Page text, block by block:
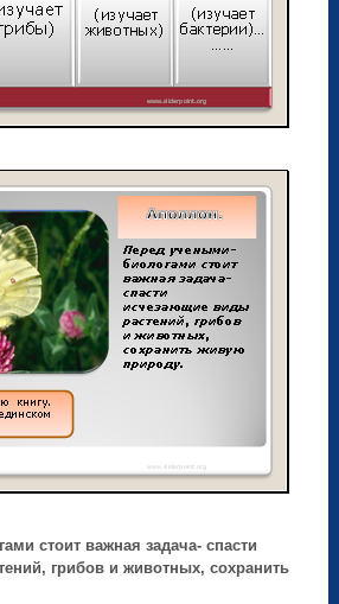
стоит важная задача- спасти
грибов и животных, сохранить